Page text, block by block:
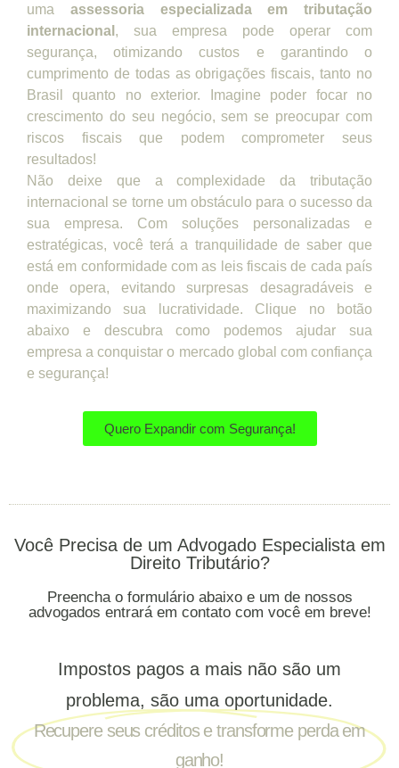
uma assessoria especializada em tributação
internacional , sua empresa pode operar com
segurança, otimizando custos e garantindo o
cumprimento de todas as obrigações fiscais, tanto no
Brasil quanto no exterior. Imagine poder focar no
crescimento do seu negócio, sem se preocupar com
riscos fiscais que podem comprometer seus
resultados!
Não deixe que a complexidade da tributação
internacional se torne um obstáculo para o sucesso da
sua empresa. Com soluções personalizadas e
estratégicas, você terá a tranquilidade de saber que
está em conformidade com as leis fiscais de cada país
onde opera, evitando surpresas desagradáveis e
maximizando sua lucratividade. Clique no botão
abaixo e descubra como podemos ajudar sua
empresa a conquistar o mercado global com confiança
e segurança!
Quero Expandir com Segurança!
Você Precisa de um Advogado Especialista em
Direito Tributário?
Preencha o formulário abaixo e um de nossos
advogados entrará em contato com você em breve!
Impostos pagos a mais não são um
problema, são uma oportunidade.
Recupere seus créditos e transforme perda em
ganho!